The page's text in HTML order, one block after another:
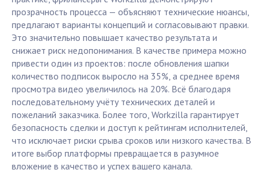
прозрачность процесса — объясняют технические нюансы,
предлагают варианты концепций и согласовывают правки.
Это значительно повышает качество результата и
снижает риск недопонимания. В качестве примера можно
привести один из проектов: после обновления шапки
количество подписок выросло на 35%, а среднее время
просмотра видео увеличилось на 20%. Всё благодаря
последовательному учёту технических деталей и
пожеланий заказчика. Более того, Workzilla гарантирует
безопасность сделки и доступ к рейтингам исполнителей,
что исключает риски срыва сроков или низкого качества. В
итоге выбор платформы превращается в разумное
вложение в качество и успех вашего канала.